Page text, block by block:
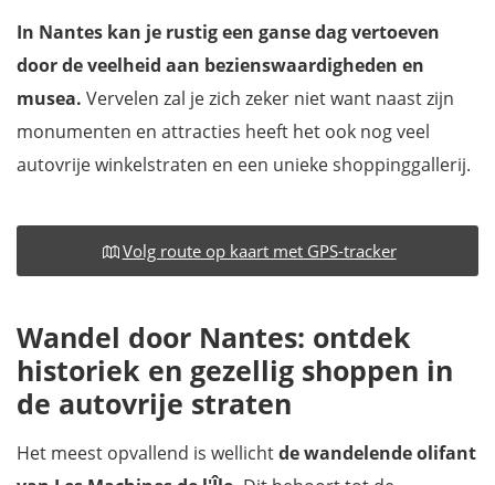
In Nantes kan je rustig een ganse dag vertoeven
door de veelheid aan bezienswaardigheden en
musea. Vervelen zal je zich zeker niet want naast zijn
monumenten en attracties heeft het ook nog veel
autovrije winkelstraten en een unieke shoppinggallerij.
Volg route op kaart met GPS-tracker
Wandel door Nantes: ontdek
historiek en gezellig shoppen in
de autovrije straten
Het meest opvallend is wellichtde wandelende olifant